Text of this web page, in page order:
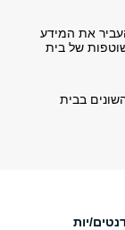
את המידע
של בית
בבית
יות